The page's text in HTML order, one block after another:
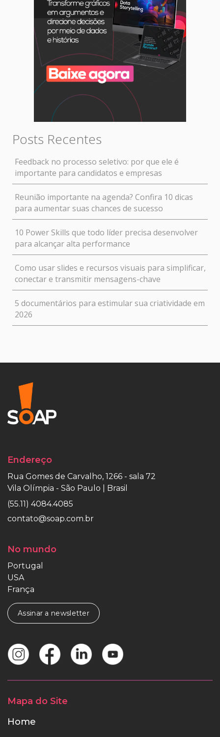
Posts Recentes
Feedback no processo seletivo: por que ele é
importante para candidatos e empresas
Reunião importante na agenda? Confira 10 dicas
para aumentar suas chances de sucesso
10 Power Skills que todo líder precisa desenvolver
para alcançar alta performance
Como usar slides e recursos visuais para simplificar,
conectar e transmitir mensagens-chave
5 documentários para estimular sua criatividade em
2026
Endereço
Rua Gomes de Carvalho, 1266 - sala 72
Vila Olímpia - São Paulo | Brasil
(55.11) 4084.4085
contato@soap.com.br
No mundo
Portugal
USA
França
Assinar a newsletter
Mapa do Site
Home